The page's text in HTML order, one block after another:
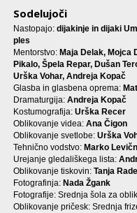
Sodelujoči
Nastopajo: dijakinje in dijaki
ples
Mentorstvo: Maja Delak, Mojca
Pikalo, Špela Repar, Dušan
Urška Vohar, Andreja Kopač
Glasba in glasbena oprema:
Dramaturgija: Andreja Kopač
Kostumografija: Urška Recer
Oblikovanje videa: Ana Čigon
Oblikovanje svetlobe: Urška
Tehnično vodstvo: Marko
Urejanje gledališkega lista:
Oblikovanje tiskovin: Tanja
Fotografinja: Nada Žgank
Fotografije: Srednja šola za
Oblikovanje pričesk: Srednja